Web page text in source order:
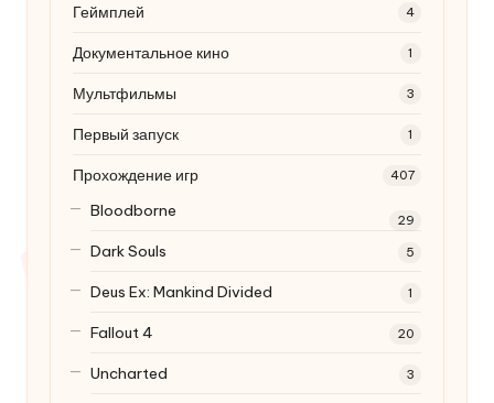
Геймплей 4
Документальное кино 1
Мультфильмы 3
Первый запуск 1
Прохождение игр 407
Bloodborne 29
Dark Souls 5
Deus Ex: Mankind Divided 1
Fallout 4 20
Uncharted 3